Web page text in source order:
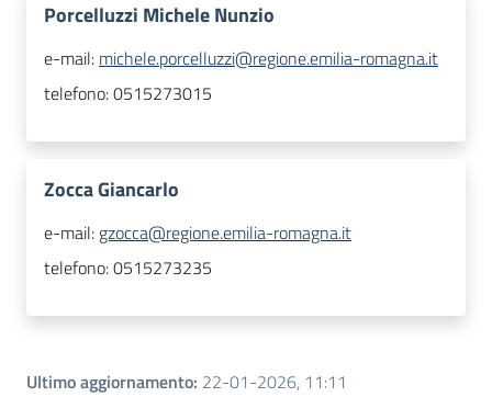
Porcelluzzi Michele Nunzio
e-mail: michele.porcelluzzi@regione.emilia-romagna.it
telefono:0515273015
Zocca Giancarlo
e-mail: gzocca@regione.emilia-romagna.it
telefono:0515273235
Ultimo aggiornamento: 22-01-2026, 11:11